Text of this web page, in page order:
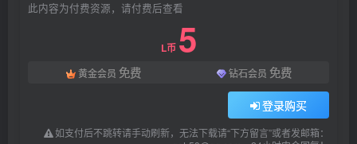
此内容为付费资源，请付费后查看
L币 5
黄金会员 免费 钻石会员 免费
登录购买
如支付后不跳转请手动刷新，无法下载请“下方留言”或者发邮箱：